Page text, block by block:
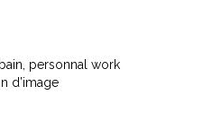
personnal work
d’image